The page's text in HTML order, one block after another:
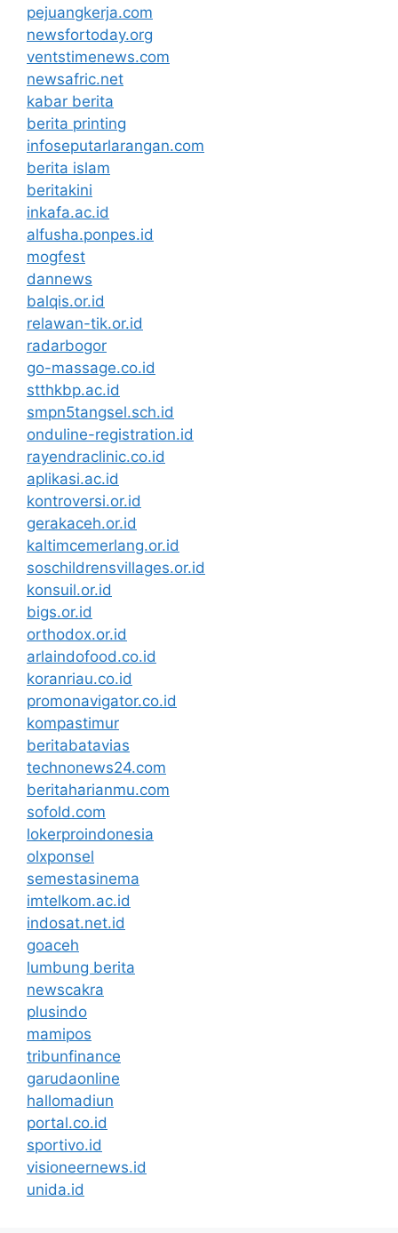
pejuangkerja.com
newsfortoday.org
ventstimenews.com
newsafric.net
kabar berita
berita printing
infoseputarlarangan.com
berita islam
beritakini
inkafa.ac.id
alfusha.ponpes.id
mogfest
dannews
balqis.or.id
relawan-tik.or.id
radarbogor
go-massage.co.id
stthkbp.ac.id
smpn5tangsel.sch.id
onduline-registration.id
rayendraclinic.co.id
aplikasi.ac.id
kontroversi.or.id
gerakaceh.or.id
kaltimcemerlang.or.id
soschildrensvillages.or.id
konsuil.or.id
bigs.or.id
orthodox.or.id
arlaindofood.co.id
koranriau.co.id
promonavigator.co.id
kompastimur
beritabatavias
technonews24.com
beritaharianmu.com
sofold.com
lokerproindonesia
olxponsel
semestasinema
imtelkom.ac.id
indosat.net.id
goaceh
lumbung berita
newscakra
plusindo
mamipos
tribunfinance
garudaonline
hallomadiun
portal.co.id
sportivo.id
visioneernews.id
unida.id